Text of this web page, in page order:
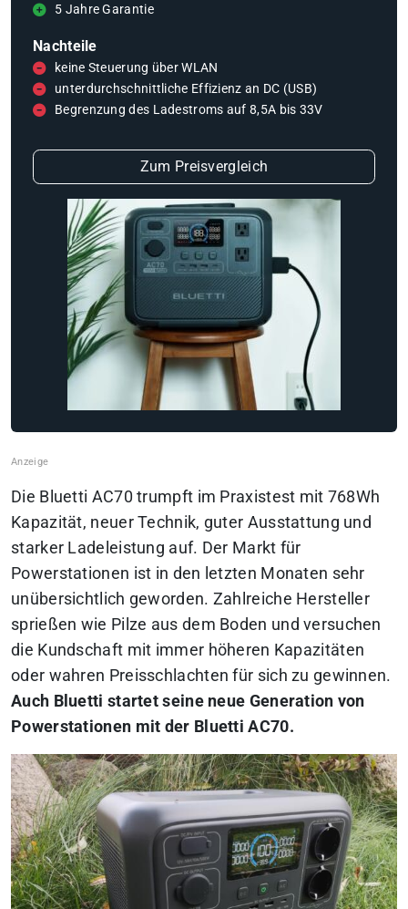
5 Jahre Garantie
Nachteile
keine Steuerung über WLAN
unterdurchschnittliche Effizienz an DC (USB)
Begrenzung des Ladestroms auf 8,5A bis 33V
Zum Preisvergleich
Die Bluetti AC70 trumpft im Praxistest mit 768Wh
Kapazität, neuer Technik, guter Ausstattung und
starker Ladeleistung auf. Der Markt für
Powerstationen ist in den letzten Monaten sehr
unübersichtlich geworden. Zahlreiche Hersteller
sprießen wie Pilze aus dem Boden und versuchen
die Kundschaft mit immer höheren Kapazitäten
oder wahren Preisschlachten für sich zu gewinnen.
Auch Bluetti startet seine neue Generation von
Powerstationen mit der Bluetti AC70.